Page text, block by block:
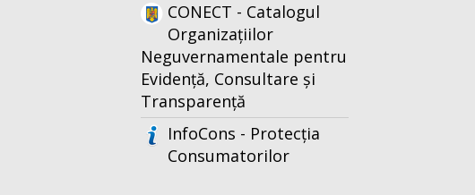
CONECT - Catalogul
Organizațiilor
Neguvernamentale pentru
Evidență, Consultare și
Transparență
InfoCons - Protecția
Consumatorilor